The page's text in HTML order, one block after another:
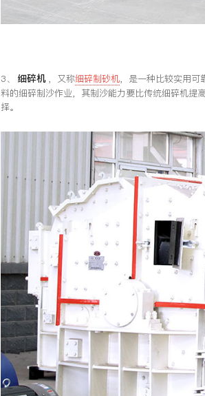
3、 细碎机 ，又称细碎制砂机，是一种比较实用可
料的细碎制沙作业，其制沙能力要比传统细碎机
择。